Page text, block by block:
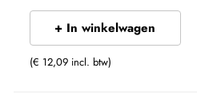
+ In winkelwagen
(€ 12,09 incl. btw)